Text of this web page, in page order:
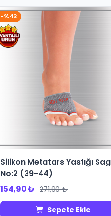
-%43
Silikon Metatars Yastığı Sag
No:2 (39-44)
154,90 ₺ 271,90 ₺
Sepete Ekle